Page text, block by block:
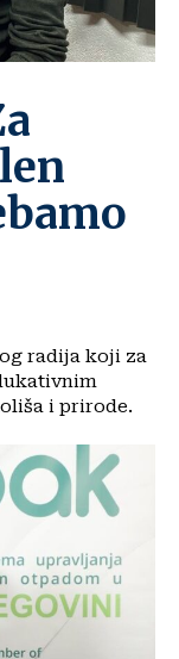
radija koji za
i prirode.